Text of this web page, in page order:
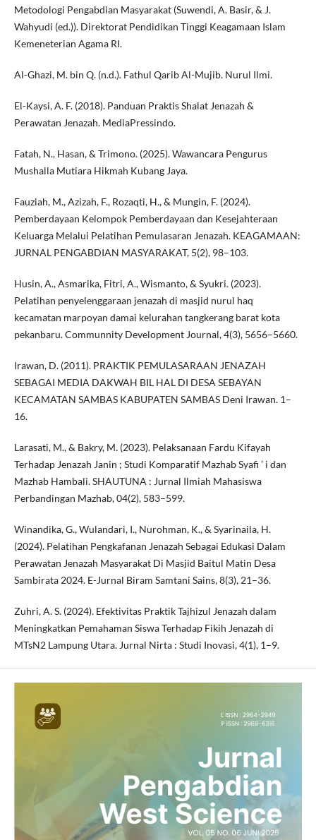
Metodologi Pengabdian Masyarakat (Suwendi, A. Basir, & J.
Wahyudi (ed.)). Direktorat Pendidikan Tinggi Keagamaan Islam
Kemeneterian Agama RI.
Al-Ghazi, M. bin Q. (n.d.). Fathul Qarib Al-Mujib. Nurul Ilmi.
El-Kaysi, A. F. (2018). Panduan Praktis Shalat Jenazah &
Perawatan Jenazah. MediaPressindo.
Fatah, N., Hasan, & Trimono. (2025). Wawancara Pengurus
Mushalla Mutiara Hikmah Kubang Jaya.
Fauziah, M., Azizah, F., Rozaqti, H., & Mungin, F. (2024).
Pemberdayaan Kelompok Pemberdayaan dan Kesejahteraan
Keluarga Melalui Pelatihan Pemulasaran Jenazah. KEAGAMAAN:
JURNAL PENGABDIAN MASYARAKAT, 5(2), 98–103.
Husin, A., Asmarika, Fitri, A., Wismanto, & Syukri. (2023).
Pelatihan penyelenggaraan jenazah di masjid nurul haq
kecamatan marpoyan damai kelurahan tangkerang barat kota
pekanbaru. Communnity Development Journal, 4(3), 5656–5660.
Irawan, D. (2011). PRAKTIK PEMULASARAAN JENAZAH
SEBAGAI MEDIA DAKWAH BIL HAL DI DESA SEBAYAN
KECAMATAN SAMBAS KABUPATEN SAMBAS Deni Irawan. 1–
16.
Larasati, M., & Bakry, M. (2023). Pelaksanaan Fardu Kifayah
Terhadap Jenazah Janin ; Studi Komparatif Mazhab Syafi ’ i dan
Mazhab Hambali. SHAUTUNA : Jurnal Ilmiah Mahasiswa
Perbandingan Mazhab, 04(2), 583–599.
Winandika, G., Wulandari, I., Nurohman, K., & Syarinaila, H.
(2024). Pelatihan Pengkafanan Jenazah Sebagai Edukasi Dalam
Perawatan Jenazah Masyarakat Di Masjid Baitul Matin Desa
Sambirata 2024. E-Jurnal Biram Samtani Sains, 8(3), 21–36.
Zuhri, A. S. (2024). Efektivitas Praktik Tajhizul Jenazah dalam
Meningkatkan Pemahaman Siswa Terhadap Fikih Jenazah di
MTsN2 Lampung Utara. Jurnal Nirta : Studi Inovasi, 4(1), 1–9.